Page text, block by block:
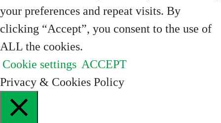
your preferences and repeat visits. By
clicking “Accept”, you consent to the use of
ALL the cookies.
Cookie settings ACCEPT
Privacy & Cookies Policy